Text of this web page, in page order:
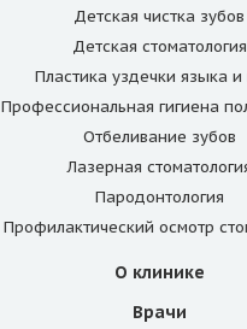
Детская чистка зубов
Детская стоматология
Пластика уздечки языка и
Профессиональная гигиена
Отбеливание зубов
Лазерная
Пародонтология
Профилактический осмотр
О клинике
Врачи